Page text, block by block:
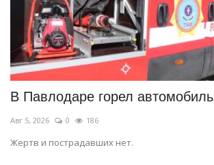
В Павлодаре горел автомобиль
Авг 5, 2026 0 186
Жертв и пострадавших нет.